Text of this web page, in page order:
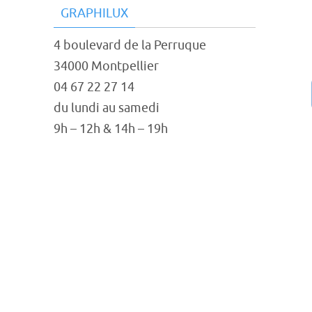
GRAPHILUX
4 boulevard de la Perruque
34000 Montpellier
04 67 22 27 14
du lundi au samedi
9h – 12h & 14h – 19h